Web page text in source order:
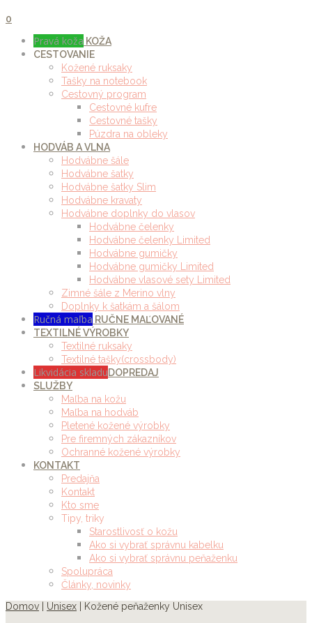
0
Pravá koža KOŽA
CESTOVANIE
Kožené ruksaky
Tašky na notebook
Cestovný program
Cestovné kufre
Cestovné tašky
Púzdra na obleky
HODVÁB A VLNA
Hodvábne šále
Hodvábne šatky
Hodvábne šatky Slim
Hodvábne kravaty
Hodvábne doplnky do vlasov
Hodvábne čelenky
Hodvábne čelenky Limited
Hodvábne gumičky
Hodvábne gumičky Limited
Hodvábne vlasové sety Limited
Zimné šále z Merino vlny
Doplnky k šatkám a šálom
Ručná maľba RUČNE MAĽOVANÉ
TEXTILNÉ VÝROBKY
Textilné ruksaky
Textilné tašky(crossbody)
Likvidácia skladuDOPREDAJ
SLUŽBY
Maľba na kožu
Maľba na hodváb
Pletené kožené výrobky
Pre firemných zákazníkov
Ochranné kožené výrobky
KONTAKT
Predajňa
Kontakt
Kto sme
Tipy, triky
Starostlivosť o kožu
Ako si vybrať správnu kabelku
Ako si vybrať správnu peňaženku
Spolupráca
Články, novinky
Domov
Unisex | Kožené peňaženky Unisex